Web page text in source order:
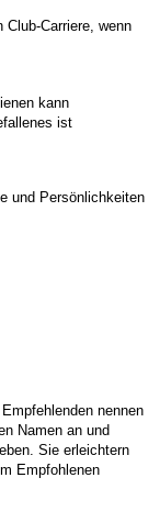
Carriere, wenn
kann
ist
und Persönlichkeiten
nennen
Namen an und
Sie erleichtern
Empfohlenen